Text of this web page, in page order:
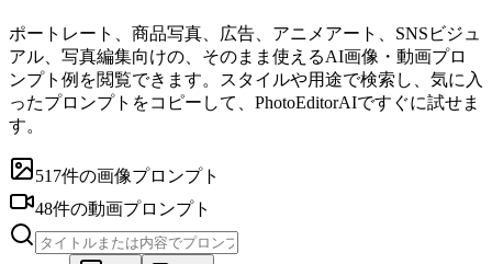
ポートレート、商品写真、広告、アニメアート、SNSビジュ
アル、写真編集向けの、そのまま使えるAI画像・動画プロ
ンプト例を閲覧できます。スタイルや用途で検索し、気に入
ったプロンプトをコピーして、PhotoEditorAIですぐに試せま
す。
517件の画像プロンプト
48件の動画プロンプト